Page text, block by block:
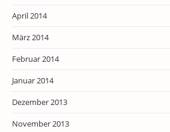
April 2014
März 2014
Februar 2014
Januar 2014
Dezember 2013
November 2013